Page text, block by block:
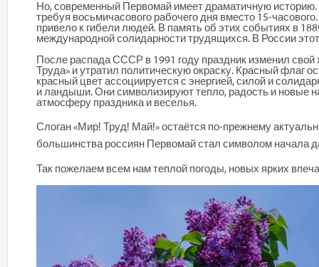
Но, современный Первомай имеет драматичную
требуя восьмичасового рабочего дня вместо 15-
привело к гибели людей. В память об этих событиях в
международной солидарности трудящихся. В России
После распада СССР в 1991 году праздник изменил
Труда» и утратил политическую окраску. Красный флаг
красный цвет ассоциируется с энергией, силой и
и ландыши. Они символизируют тепло, радость и новые
атмосферу праздника и веселья.
Слоган «Мир! Труд! Май!» остаётся по-прежнему
большинства россиян Первомай стал символом начала
Так пожелаем всем нам теплой погоды, новых ярких